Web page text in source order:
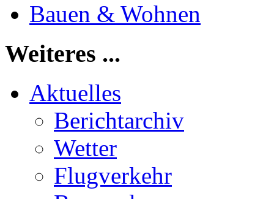
Bauen & Wohnen
Weiteres ...
Aktuelles
Berichtarchiv
Wetter
Flugverkehr